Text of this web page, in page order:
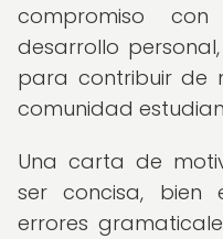
compromiso
desarrollo
para contribuir de
comunidad
Una carta de
ser concisa, bien
errores